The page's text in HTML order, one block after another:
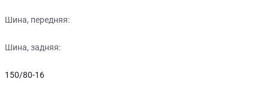
Шина, передняя:
Шина, задняя:
150/80-16